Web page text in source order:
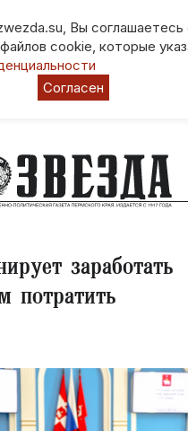
Вы соглашаетесь
cookie, которые
Согласен
РФ
краезаработать
потратить